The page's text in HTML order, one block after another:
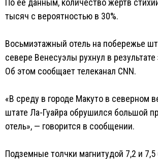
По ее данным, количество жертв
тысяч с вероятностью в 30%.
Восьмиэтажный отель на побережье
севере Венесуэлы рухнул в
Об этом сообщает телеканал CNN.
«В среду в городе Макуто в северном
штате Ла-Гуайра обрушился большой
отель», — говорится в сообщении.
Подземные толчки магнитудой 7,2 и